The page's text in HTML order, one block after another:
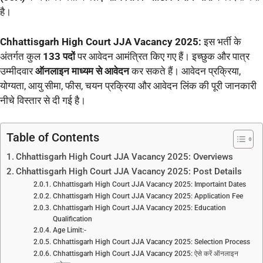
है।
Chhattisgarh High Court JJA Vacancy 2025:इस भर्ती के
अंतर्गत कुल 133 पदोंपर आवेदन आमंत्रित किए गए हैं। इच्छुक और पात्र
उम्मीदवारऑनलाइन माध्यम से आवेदनकर सकते हैं। आवेदन प्रक्रिया,
योग्यता, आयु सीमा, फीस, चयन प्रक्रिया और आवेदन लिंक की पूरी जानकारी
नीचे विस्तार से दी गई है।
Table of Contents
Chhattisgarh High Court JJA Vacancy 2025: Overviews
Chhattisgarh High Court JJA Vacancy 2025: Post Details
Chhattisgarh High Court JJA Vacancy 2025: Importaint Dates
Chhattisgarh High Court JJA Vacancy 2025: Application Fee
Chhattisgarh High Court JJA Vacancy 2025: Education
Qualification
Age Limit:-
Chhattisgarh High Court JJA Vacancy 2025: Selection Process
Chhattisgarh High Court JJA Vacancy 2025: ऐसे करें ऑनलाइन